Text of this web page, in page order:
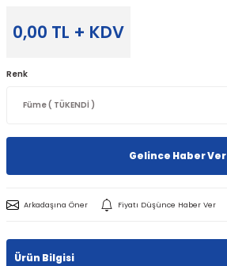
0,00 TL + KDV
Renk
Gelince Haber Ver
Arkadaşına Öner Fiyatı Düşünce Haber Ver
Ürün Bilgisi